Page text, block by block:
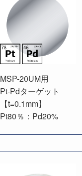
MSP-20UM用
Pt-Pdターゲット
【t=0.1mm】
Pt80％：Pd20%